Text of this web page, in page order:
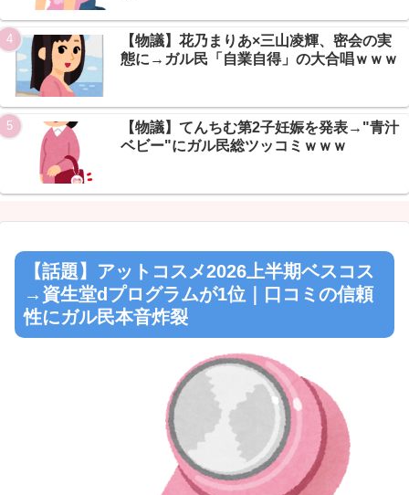
Powered by livedoor 相互RSS
【物議】花乃まりあ×三山凌輝、密会の実
態に→ガル民「自業自得」の大合唱ｗｗｗ
【物議】てんちむ第2子妊娠を発表→"青汁
ベビー"にガル民総ツッコミｗｗｗ
【話題】アットコスメ2026上半期ベスコス
→資生堂dプログラムが1位｜口コミの信頼
性にガル民本音炸裂